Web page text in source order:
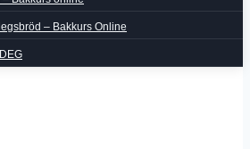
– Bakkurs Online